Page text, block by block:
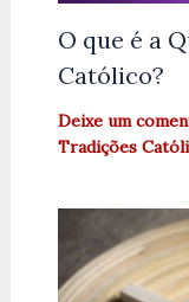
O que é a
Católico?
Deixe um
Tradições